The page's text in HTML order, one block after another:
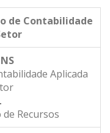
de Contabilidade
Aplicada
Recursos